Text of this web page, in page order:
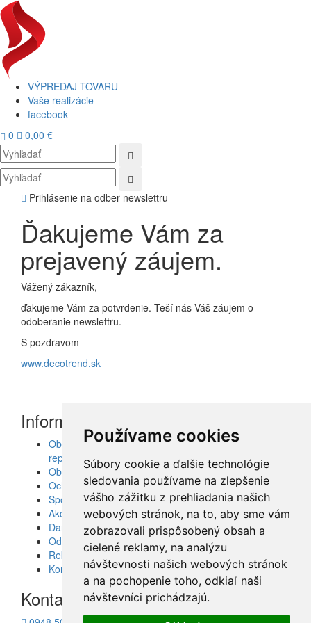
Používame cookies
Súbory cookie a ďalšie technológie
sledovania používame na zlepšenie
vášho zážitku z prehliadania našich
webových stránok, na to, aby sme vám
zobrazovali prispôsobený obsah a
cielené reklamy, na analýzu
návštevnosti našich webových stránok
a na pochopenie toho, odkiaľ naši
návštevníci prichádzajú.
VÝPREDAJ TOVARU
Vaše realizácie
facebook
0 0,00 €
Prihlásenie na odber newslettru
Ďakujeme Vám za
prejavený záujem.
Vážený zákazník,
ďakujeme Vám za potvrdenie. Teší nás Váš záujem o
odoberanie newslettru.
S pozdravom
www.decotrend.sk
Informácie
Obrazy, nálepky, fototapety, šablóny, dekorácie,
reprodukcie
Obchodné podmienky
Ochrana osobných údajov
Spolupráca
Akcie a Doručenie
Darčekové poukážky
Odstúpenie od zmluvy - vrátenie tovaru
Reklamácia tovaru
Kontakt
Kontakt